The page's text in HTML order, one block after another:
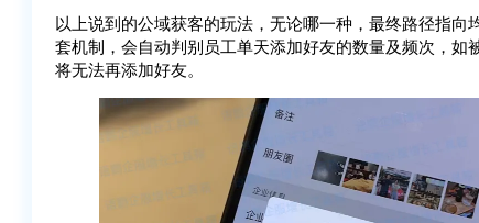
以上说到的公域获客的玩法，无论哪一种，最终路径指
套机制，会自动判别员工单天添加好友的数量及频次，
将无法再添加好友。